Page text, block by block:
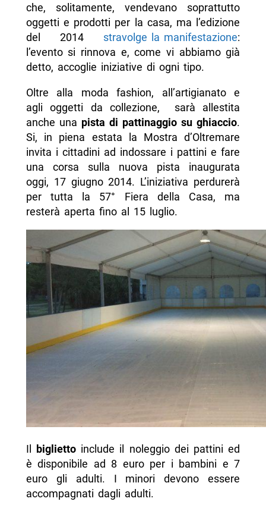
che, solitamente, vendevano soprattutto
oggetti e prodotti per la casa, ma l’edizione
del 2014 stravolge la manifestazione:
l’evento si rinnova e, come vi abbiamo già
detto, accoglie iniziative di ogni tipo.
Oltre alla moda fashion, all’artigianato e
agli oggetti da collezione, sarà allestita
anche una pista di pattinaggio su ghiaccio.
Si, in piena estata la Mostra d’Oltremare
invita i cittadini ad indossare i pattini e fare
una corsa sulla nuova pista inaugurata
oggi, 17 giugno 2014. L’iniziativa perdurerà
per tutta la 57° Fiera della Casa, ma
resterà aperta fino al 15 luglio.
Il biglietto include il noleggio dei pattini ed
è disponibile ad 8 euro per i bambini e 7
euro gli adulti. I minori devono essere
accompagnati dagli adulti.